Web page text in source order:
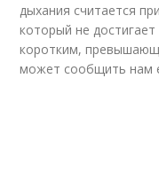
дыхания считается
который не
коротким,
может сообщить нам